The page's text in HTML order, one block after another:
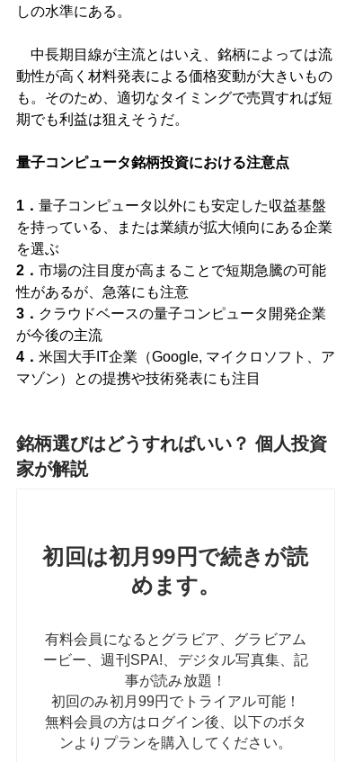
しの水準にある。
中長期目線が主流とはいえ、銘柄によっては流
動性が高く材料発表による価格変動が大きいもの
も。そのため、適切なタイミングで売買すれば短
期でも利益は狙えそうだ。
量子コンピュータ銘柄投資における注意点
1． 量子コンピュータ以外にも安定した収益基盤
を持っている、または業績が拡大傾向にある企業
2． 市場の注目度が高まることで短期急騰の可能
性があるが、急落にも注意
3． クラウドベースの量子コンピュータ開発企業
が今後の主流
4． 米国大手IT企業（Google, マイクロソフト、ア
マゾン）との提携や技術発表にも注目
銘柄選びはどうすればいい？ 個人投資
家が解説